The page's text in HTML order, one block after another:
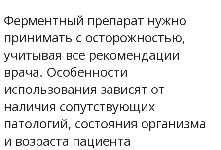
Ферментный препарат нужно
принимать с осторожностью,
учитывая все рекомендации
врача. Особенности
использования зависят от
наличия сопутствующих
патологий, состояния организма
и возраста пациента